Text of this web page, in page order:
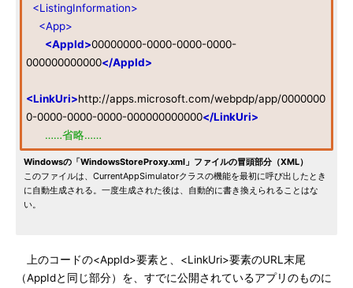
<ListingInformation>
<App>
<AppId>00000000-0000-0000-0000-
000000000000</AppId>
<LinkUri>http://apps.microsoft.com/webpdp/app/0000000
0-0000-0000-0000-000000000000</LinkUri>
……省略……
Windowsの「WindowsStoreProxy.xml」ファイルの冒頭部分（XML）
このファイルは、CurrentAppSimulatorクラスの機能を最初に呼び出したとき
に自動生成される。一度生成された後は、自動的に書き換えられることはな
い。
上のコードの<AppId>要素と、<LinkUri>要素のURL末尾
（AppIdと同じ部分）を、すでに公開されているアプリのものに